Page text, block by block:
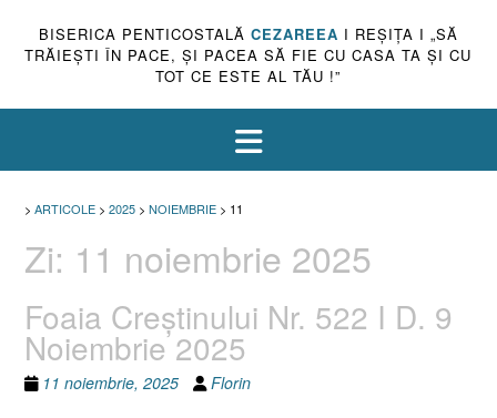
BISERICA PENTICOSTALĂ CEZAREEA I REŞIŢA I „SĂ
TRĂIEŞTI ÎN PACE, ŞI PACEA SĂ FIE CU CASA TA ŞI CU
TOT CE ESTE AL TĂU !”
> ARTICOLE > 2025 > NOIEMBRIE > 11
Zi: 11 noiembrie 2025
Foaia Creștinului Nr. 522 I D. 9
Noiembrie 2025
11 noiembrie, 2025 Florin